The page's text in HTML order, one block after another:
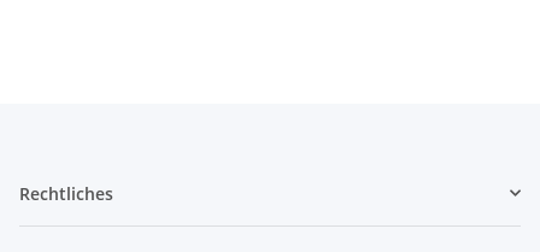
Rechtliches